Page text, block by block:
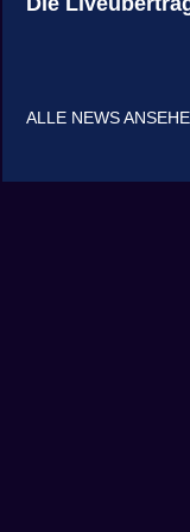
ALLE NEWS